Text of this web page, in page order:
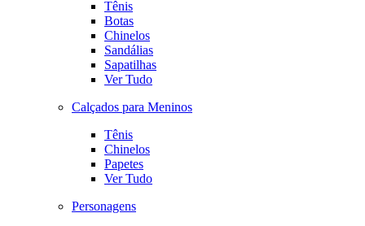
Tênis
Botas
Chinelos
Sandálias
Sapatilhas
Ver Tudo
Calçados para Meninos
Tênis
Chinelos
Papetes
Ver Tudo
Personagens